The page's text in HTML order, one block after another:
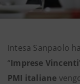
Intesa Sanpaolo
“Imprese Vincenti
PMI italiane